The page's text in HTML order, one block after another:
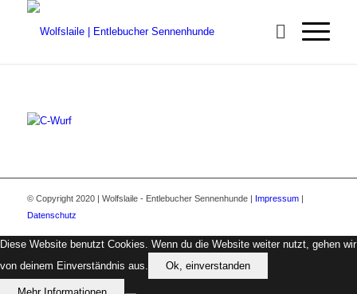
© Copyright 2020 | Wolfslaile - Entlebucher Sennenhunde | Impressum|
Datenschutz
Diese Website benutzt Cookies. Wenn du die Website weiter nutzt, gehen wir
von deinem Einverständnis aus.
Ok, einverstanden